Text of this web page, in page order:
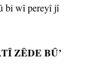
bi wî pereyî jî
ZÊDE BÛ’